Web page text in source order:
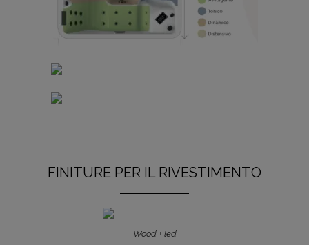
FINITURE PER IL RIVESTIMENTO
Wood + led